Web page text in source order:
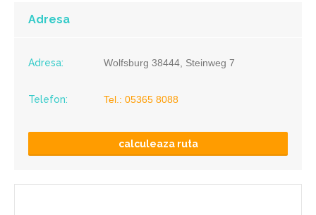
Adresa
Adresa: Wolfsburg 38444, Steinweg 7
Telefon: Tel.: 05365 8088
calculeaza ruta